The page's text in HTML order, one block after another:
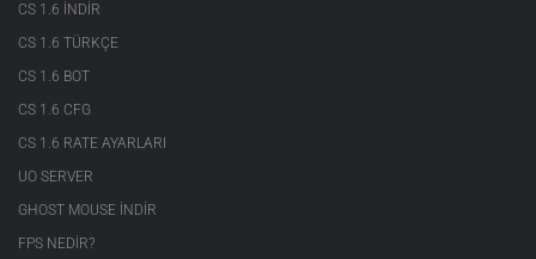
CS 1.6 INDIR
CS 1.6 TÜRKÇE
CS 1.6 BOT
CS 1.6 CFG
CS 1.6 RATE AYARLARI
UO SERVER
GHOST MOUSE INDIR
FPS NEDIR?